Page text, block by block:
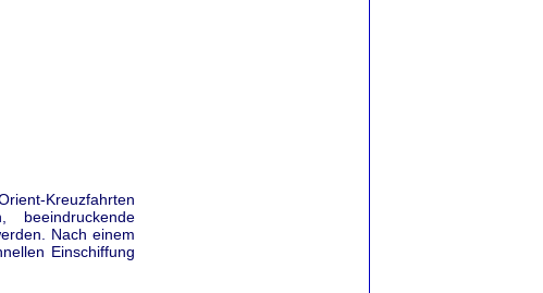
Kreuzfahrten
Nach einem
Einschiffung